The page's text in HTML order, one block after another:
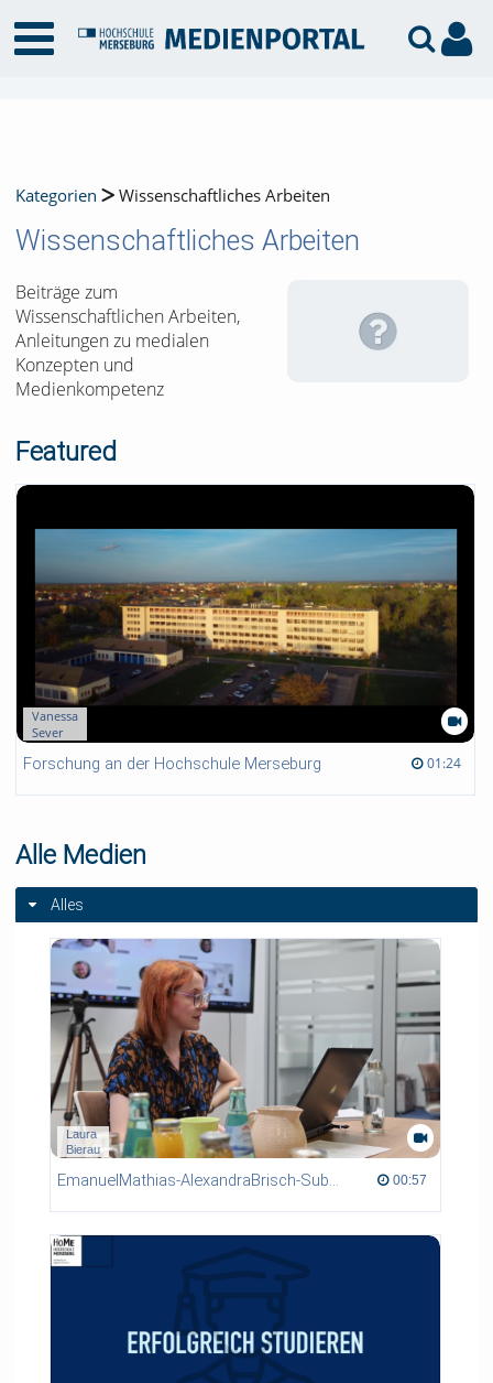
Kategorien Wissenschaftliches Arbeiten
Wissenschaftliches Arbeiten
Beiträge zum
Wissenschaftlichen Arbeiten,
Anleitungen zu medialen
Konzepten und
Medienkompetenz
Featured
Vanessa
Sever
Forschung an der Hochschule Merseburg 01:24
01:24 duration
Alle Medien
Alles
Laura
Bierau
EmanuelMathias-AlexandraBrisch-SubsystemOwner 00:57
00:57 duration